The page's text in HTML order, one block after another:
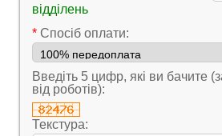
відділень
* Cпосіб оплати:
Введіть 5 цифр, які ви бачите
від роботів):
Текстура: